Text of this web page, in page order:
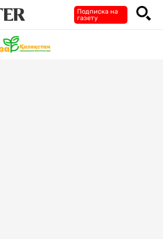
Подписка на
газету